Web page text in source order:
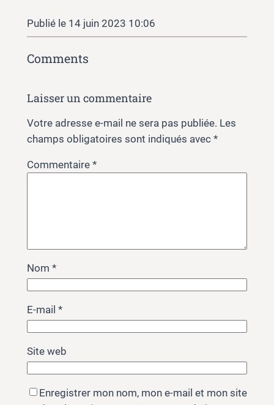
14 juin 2023 10:06
Comments
Laisser un commentaire
Votre adresse e-mail ne sera pas publiée. Les
champs obligatoires sont indiqués avec *
Commentaire *
Nom *
E-mail *
Site web
Enregistrer mon nom, mon e-mail et mon site